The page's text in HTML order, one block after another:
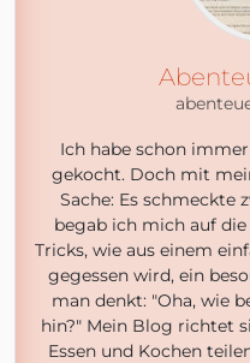
Ich habe schon
gekocht. Doch mit
Sache: Es schmeckte
begab ich mich auf die
Tricks, wie aus einem
gegessen wird, ein
man denkt: "Oha, wie
hin?" Mein Blog richtet
Essen und Kochen